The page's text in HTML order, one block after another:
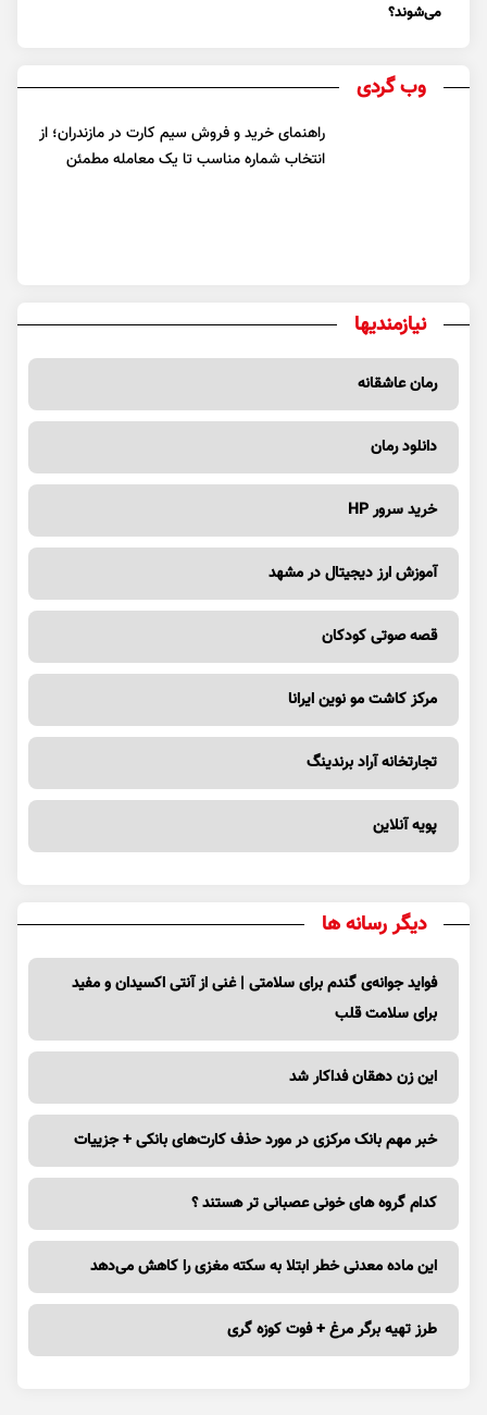
می‌شوند؟
وب گردی
راهنمای خرید و فروش سیم کارت در مازندران؛ از
انتخاب شماره مناسب تا یک معامله مطمئن
نیازمندیها
رمان عاشقانه
دانلود رمان
خرید سرور HP
آموزش ارز دیجیتال در مشهد
قصه صوتی کودکان
مرکز کاشت مو نوین ایرانا
تجارتخانه آراد برندینگ
پویه آنلاین
دیگر رسانه ها
فواید جوانه‌ی گندم برای سلامتی | غنی از آنتی اکسیدان و مفید
برای سلامت قلب
این زن دهقان فداکار شد
خبر مهم بانک مرکزی در مورد حذف کارت‌های بانکی + جزییات
کدام گروه های خونی عصبانی تر هستند ؟
این ماده معدنی خطر ابتلا به سکته مغزی را کاهش می‌دهد
طرز تهیه برگر مرغ + فوت کوزه گری